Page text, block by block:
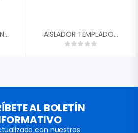
CAMARA DAHUA 4 EN 1 1/2,7 CMOS 5MP 20FPS TIPO BALA METALICA 2,8MM FOV 93░ DWDR IR 20M IP6 DH-HAC-B2A51N-0280B-S2″ AISLADOR TEMPLADOR NEGRO SIN GANCHO HG-HS
AL BOLETÍN
con nuestras